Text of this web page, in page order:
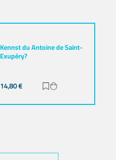
Kennst du Antoine de Saint-
Exupéry?
14,80€ Zur Merkliste